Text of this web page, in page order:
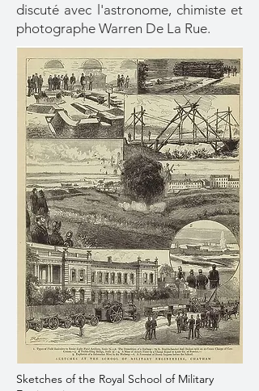
discuté avec l'astronome, chimiste et
photographe Warren De La Rue.
Sketches of the Royal School of Military